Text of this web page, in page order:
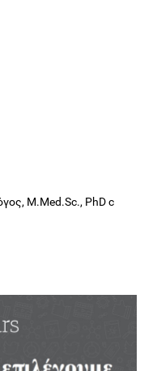
M.Med.Sc., PhD c